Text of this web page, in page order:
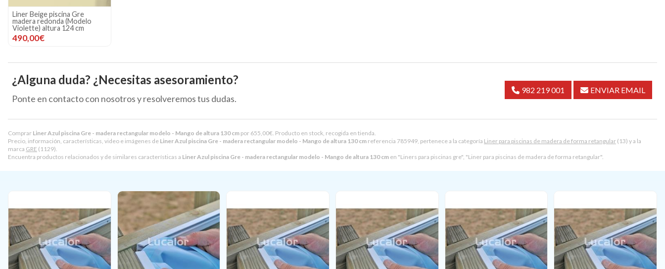
Comprar Liner Azul piscina Gre - madera rectangular modelo - Mango de altura 130 cm por 655,00€ . Producto en stock, recogida en tienda.
Precio, información, características, video e imágenes de Liner Azul piscina Gre - madera rectangular modelo - Mango de altura 130 cm referencia 785949, pertenece a la categoría Liner para piscinas de madera de forma retangular (13) y a la
marca GRE (1129).
Encuentra productos relacionados y de similares características a Liner Azul piscina Gre - madera rectangular modelo - Mango de altura 130 cm en "Liners para piscinas gre", "Liner para piscinas de madera de forma retangular".
Liner Beige piscina Gre
madera redonda (Modelo
Violette) altura 124 cm
490,00€
¿Alguna duda? ¿Necesitas asesoramiento?
Ponte en contacto con nosotros y resolveremos tus dudas.
982 219 001 ENVIAR EMAIL